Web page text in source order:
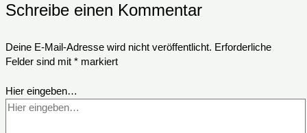
Schreibe einen Kommentar
Deine E-Mail-Adresse wird nicht veröffentlicht. Erforderliche
Felder sind mit * markiert
Hier eingeben…